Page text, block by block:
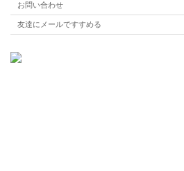
お問い合わせ
友達にメールですすめる